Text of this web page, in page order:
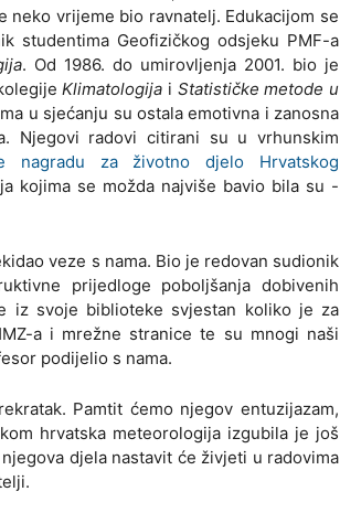
neko vrijeme bio ravnatelj. Edukacijom se
studentima Geofizičkog odsjeku PMF-a
. Od 1986. do umirovljenja 2001. bio je
Klimatologija i Statističke metode u
u sjećanju su ostala emotivna i zanosna
Njegovi radovi citirani su u vrhunskim
nagradu za životno djelo Hrvatskog
kojima se možda najviše bavio bila su -
veze s nama. Bio je redovan sudionik
prijedloge poboljšanja dobivenih
iz svoje biblioteke svjestan koliko je za
a i mrežne stranice te su mnogi naši
podijelio s nama.
Pamtit ćemo njegov entuzijazam,
hrvatska meteorologija izgubila je još
djela nastavit će živjeti u radovima